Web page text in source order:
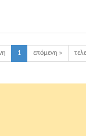
1 επόμενη »